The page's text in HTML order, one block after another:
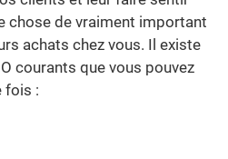
chose de vraiment important
achats chez vous. Il existe
courants que vous pouvez
fois :